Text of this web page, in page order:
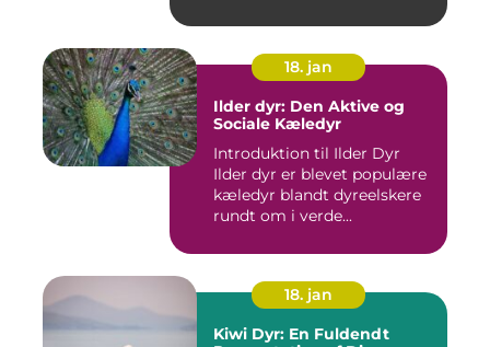
18. jan
Ilder dyr: Den Aktive og
Sociale Kæledyr
Introduktion til Ilder Dyr
Ilder dyr er blevet populære
kæledyr blandt dyreelskere
rundt om i verde...
18. jan
Kiwi Dyr: En Fuldendt